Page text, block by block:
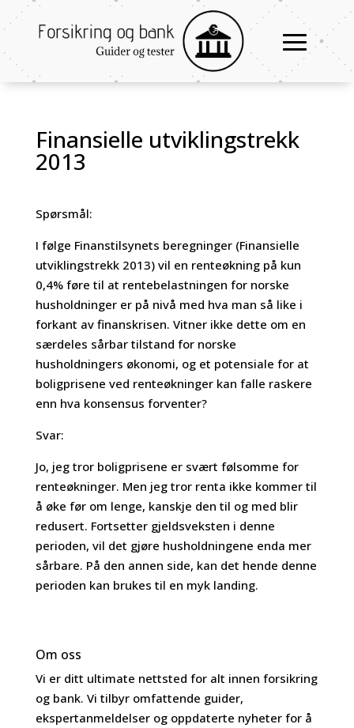
Finansielle utviklingstrekk
2013
Spørsmål:
I følge Finanstilsynets beregninger (Finansielle
utviklingstrekk 2013) vil en renteøkning på kun
0,4% føre til at rentebelastningen for norske
husholdninger er på nivå med hva man så like i
forkant av finanskrisen. Vitner ikke dette om en
særdeles sårbar tilstand for norske
husholdningers økonomi, og et potensiale for at
boligprisene ved renteøkninger kan falle raskere
enn hva konsensus forventer?
Svar:
Jo, jeg tror boligprisene er svært følsomme for
renteøkninger. Men jeg tror renta ikke kommer til
å øke før om lenge, kanskje den til og med blir
redusert. Fortsetter gjeldsveksten i denne
perioden, vil det gjøre husholdningene enda mer
sårbare. På den annen side, kan det hende denne
perioden kan brukes til en myk landing.
Om oss
Vi er ditt ultimate nettsted for alt innen forsikring
og bank. Vi tilbyr omfattende guider,
ekspertanmeldelser og oppdaterte nyheter for å